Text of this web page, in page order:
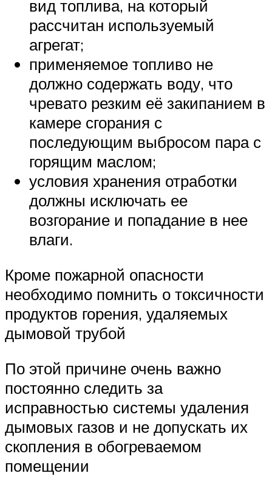
вид топлива, на который
рассчитан используемый
агрегат;
применяемое топливо не
должно содержать воду, что
чревато резким её закипанием в
камере сгорания с
последующим выбросом пара с
горящим маслом;
условия хранения отработки
должны исключать ее
возгорание и попадание в нее
влаги.
Кроме пожарной опасности
необходимо помнить о токсичности
продуктов горения, удаляемых
дымовой трубой
По этой причине очень важно
постоянно следить за
исправностью системы удаления
дымовых газов и не допускать их
скопления в обогреваемом
помещении